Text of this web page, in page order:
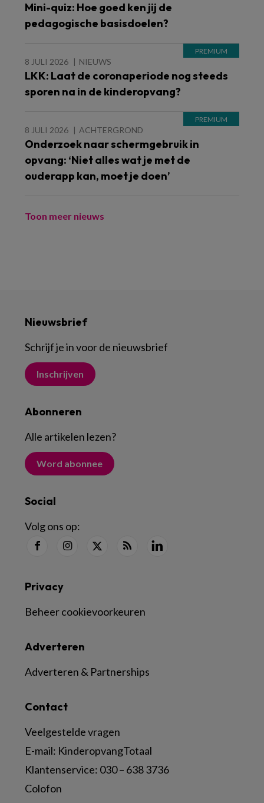
Mini-quiz: Hoe goed ken jij de
pedagogische basisdoelen?
8 JULI 2026 NIEUWS
LKK: Laat de coronaperiode nog steeds
sporen na in de kinderopvang?
8 JULI 2026 ACHTERGROND
Onderzoek naar schermgebruik in
opvang: ‘Niet alles wat je met de
ouderapp kan, moet je doen’
Toon meer nieuws
Nieuwsbrief
Schrijf je in voor de nieuwsbrief
Inschrijven
Abonneren
Alle artikelen lezen?
Word abonnee
Social
Volg ons op:
Contact
Veelgestelde vragen
E-mail: KinderopvangTotaal
Klantenservice: 030 – 638 3736
Colofon
Adverteren
Adverteren & Partnerships
Privacy
Beheer cookievoorkeuren